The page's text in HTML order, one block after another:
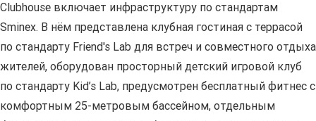
Clubhouse включает инфраструктуру по стандартам
Sminex. В нём представлена клубная гостиная с террасой
по стандарту Friend's Lab для встреч и совместного отдыха
жителей, оборудован просторный детский игровой клуб
по стандарту Kid’s Lab, предусмотрен бесплатный фитнес с
комфортным 25-метровым бассейном, отдельным